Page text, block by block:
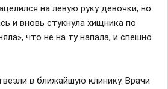
на левую руку девочки, но
и вновь стукнула хищника по
что не на ту напала, и спешно
в ближайшую клинику. Врачи